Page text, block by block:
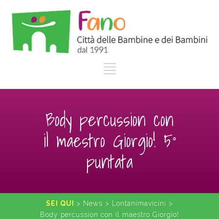
Body percussion con
il maestro Giorgio! 5°
puntata
SEI QUI > News > Lontanimavicini >
Body percussion con il maestro Giorgio!